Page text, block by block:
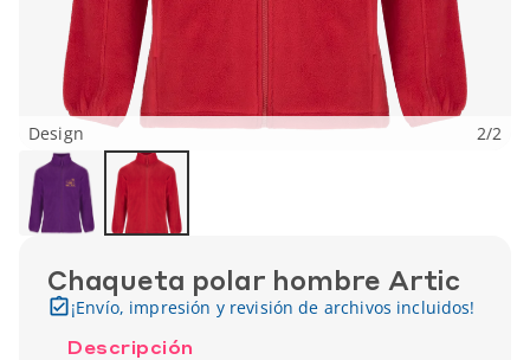
Design 2/2
Chaqueta polar hombre Artic
¡Envío, impresión y revisión de archivos incluidos!
Descripción